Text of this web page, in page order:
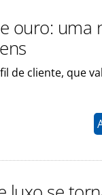
ouro:
de cliente, que